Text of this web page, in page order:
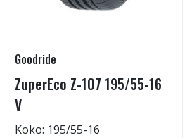
Goodride
ZuperEco Z-107 195/55-16
V
Koko: 195/55-16